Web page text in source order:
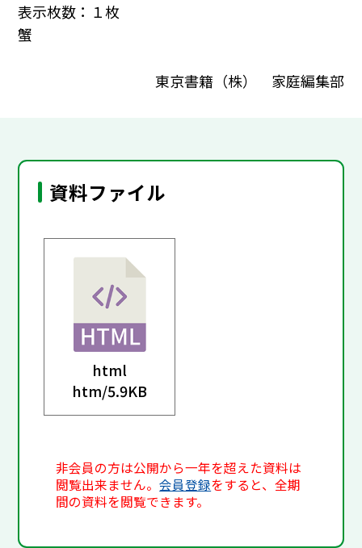
表示枚数：１枚
蟹
東京書籍（株） 家庭編集部
資料ファイル
html
htm/5.9KB
非会員の方は公開から一年を超えた資料は
閲覧出来ません。会員登録をすると、全期
間の資料を閲覧できます。